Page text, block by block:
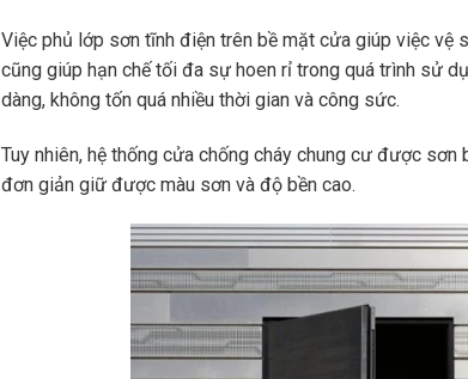
Việc phủ lớp sơn tĩnh điện trên bề mặt cửa giúp việc vệ
cũng giúp hạn chế tối đa sự hoen rỉ trong quá trình sử
dàng, không tốn quá nhiều thời gian và công sức.
Tuy nhiên, hệ thống cửa chống cháy chung cư được
đơn giản giữ được màu sơn và độ bền cao.